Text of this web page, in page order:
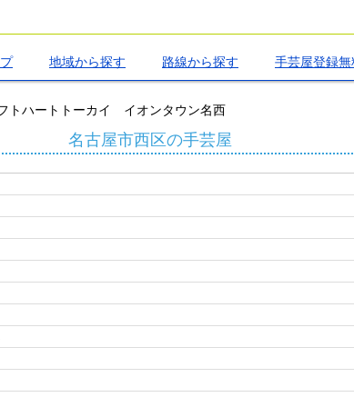
地域から探す 路線から探す 手芸屋登録無
トハートトーカイ イオンタウン名西
名古屋市西区の手芸屋